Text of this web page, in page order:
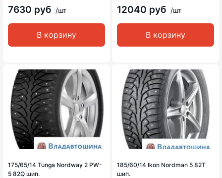
7630 руб /шт
В корзину
12040 руб /шт
В корзину
175/65/14 Tunga Nordway 2 PW-
5 82Q шип.
185/60/14 Ikon Nordman 5 82T
шип.